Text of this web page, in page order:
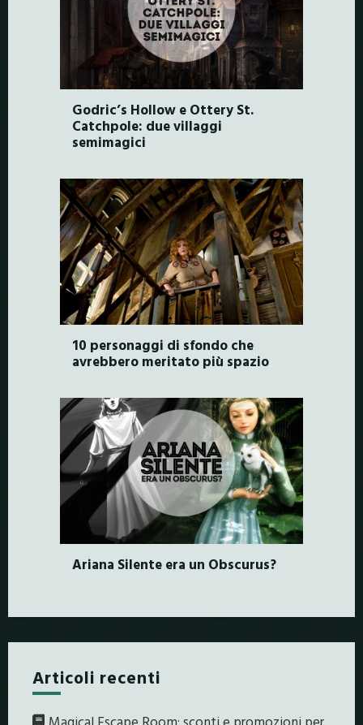
Godric’s Hollow e Ottery St.
Catchpole: due villaggi
semimagici
10 personaggi di sfondo che
avrebbero meritato più spazio
Ariana Silente era un Obscurus?
Articoli recenti